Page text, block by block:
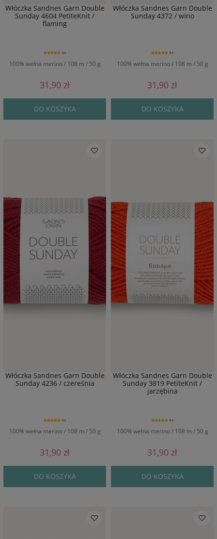
Włóczka Sandnes Garn Double
Sunday 4604 PetiteKnit /
flaming
100% wełna merino / 108 m / 50 g
5.0
31,90 zł
DO KOSZYKA
Włóczka Sandnes Garn Double
Sunday 4372 / wino
100% wełna merino / 108 m / 50 g
5.0
31,90 zł
DO KOSZYKA
Włóczka Sandnes Garn Double
Sunday 4236 / czereśnia
100% wełna merino / 108 m / 50 g
5.0
31,90 zł
DO KOSZYKA
Włóczka Sandnes Garn Double
Sunday 3819 PetiteKnit /
jarzębina
100% wełna merino / 108 m / 50 g
5.0
31,90 zł
DO KOSZYKA